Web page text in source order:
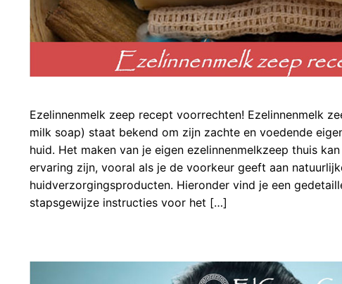
Ezelinnenmelk zeep recept voorrechten! Ezelinnenmelk
milk soap) staat bekend om zijn zachte en voedende
huid. Het maken van je eigen ezelinnenmelkzeep thuis
ervaring zijn, vooral als je de voorkeur geeft aan
huidverzorgingsproducten. Hieronder vind je een
stapsgewijze instructies voor het […]